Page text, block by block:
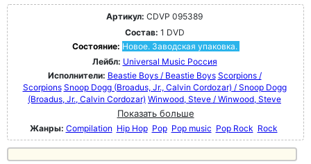
Артикул: CDVP 095389
Состав: 1 DVD
Состояние: Новое. Заводская упаковка.
Лейбл: Universal Music Россия
Исполнители: Beastie Boys / Beastie Boys Scorpions /
Scorpions Snoop Dogg (Broadus, Jr., Calvin Cordozar) / Snoop Dogg
(Broadus, Jr., Calvin Cordozar) Winwood, Steve / Winwood, Steve
Показать больше
Жанры: Compilation Hip Hop Pop Pop music Pop Rock Rock